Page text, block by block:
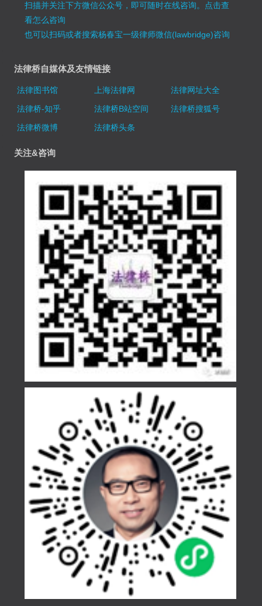
扫描并关注下方微信公众号，即可随时在线咨询。 点击查
看怎么咨询
也可以扫码或者搜索杨春宝一级律师微信(lawbridge)咨询
法律桥自媒体及友情链接
法律图书馆 上海法律网
法律网址大全
法律桥-知乎
法律桥B站空间
法律桥搜狐号
法律桥微博
法律桥头条
关注&咨询